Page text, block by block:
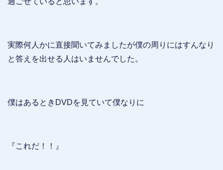
実際何人かに直接聞いてみましたが僕の周りにはすんなり
と答えを出せる人はいませんでした。
僕はあるときDVDを見ていて僕なりに
『これだ！！』